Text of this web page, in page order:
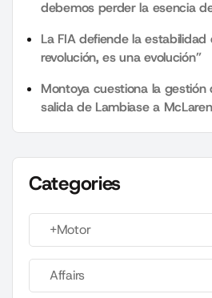
debemos perder la esencia
La FIA defiende la estabilidad
revolución, es una evolución”
Montoya cuestiona la gestión
salida de Lambiase a McLaren
Categories
+Motor
Affairs